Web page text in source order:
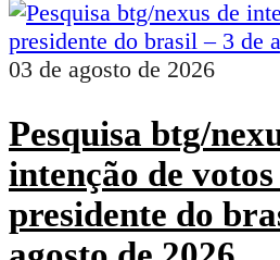
03 de agosto de 2026
Pesquisa btg/
intenção de
presidente do